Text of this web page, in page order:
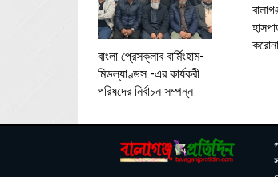
বাংলা প্রেসক্লাব বার্মিংহাম-
মিডল্যাণ্ডস -এর কার্যকরী
পরিষদের নির্বাচন সম্পন্ন